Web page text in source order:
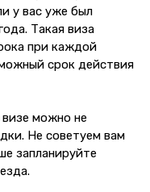
у вас уже был
Такая виза
при каждой
срок действия
можно не
Не советуем вам
запланируйте